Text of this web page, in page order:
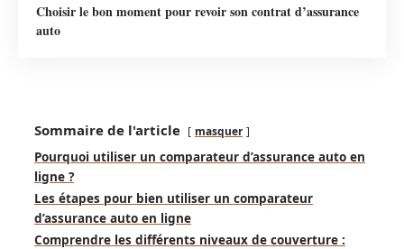
Choisir le bon moment pour revoir son contrat d’assurance
auto
Sommaire de l'article masquer
Pourquoi utiliser un comparateur d’assurance auto en
ligne ?
Les étapes pour bien utiliser un comparateur
d’assurance auto en ligne
Comprendre les différents niveaux de couverture :